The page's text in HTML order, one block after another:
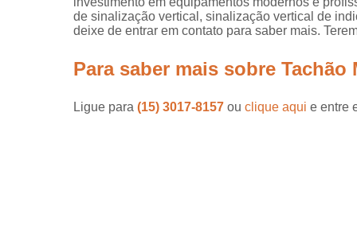
de sinalização vertical, sinalização vertical de
deixe de entrar em contato para saber mais.
Para saber mais sobre
Ligue para (15) 3017-8157 ou clique aqui e entre